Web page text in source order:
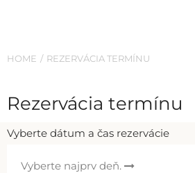
HOME REZERVÁCIA TERMÍNU
Rezervácia termínu
Vyberte dátum a čas rezervácie
Vyberte najprv deň.